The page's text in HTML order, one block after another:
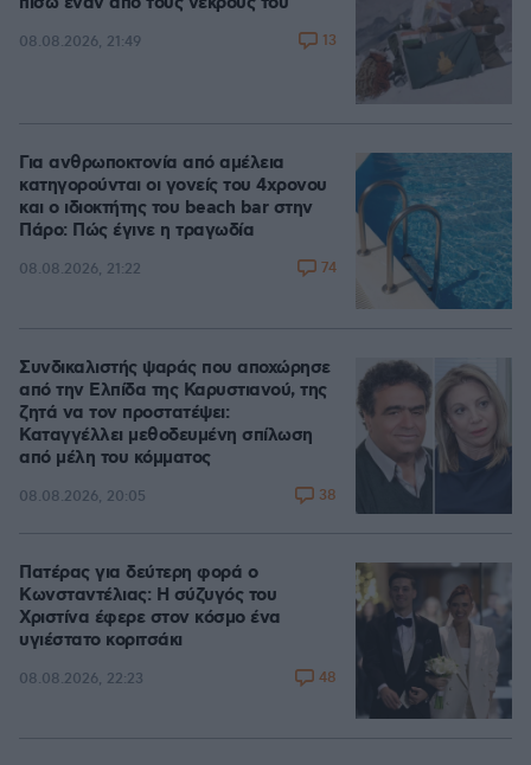
08.08.2026, 21:49 13
Για ανθρωποκτονία από αμέλεια
κατηγορούνται οι γονείς του 4χρονου
και ο ιδιοκτήτης του beach bar στην
Πάρο: Πώς έγινε η τραγωδία
08.08.2026, 21:22 74
Συνδικαλιστής ψαράς που αποχώρησε
από την Ελπίδα της Καρυστιανού, της
ζητά να τον προστατέψει:
Καταγγέλλει μεθοδευμένη σπίλωση
από μέλη του κόμματος
08.08.2026, 20:05 38
Πατέρας για δεύτερη φορά ο
Κωνσταντέλιας: Η σύζυγός του
Χριστίνα έφερε στον κόσμο ένα
υγιέστατο κοριτσάκι
08.08.2026, 22:23 48